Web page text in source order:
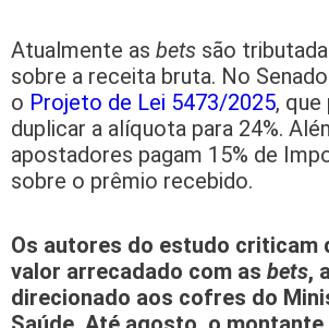
Atualmente as bets são
sobre a receita bruta. No
o Projeto de Lei 5473/2025,
duplicar a alíquota para 24%.
apostadores pagam 15% de
sobre o prêmio recebido.
Os autores do estudo criticam
valor arrecadado com as bets,
direcionado aos cofres do